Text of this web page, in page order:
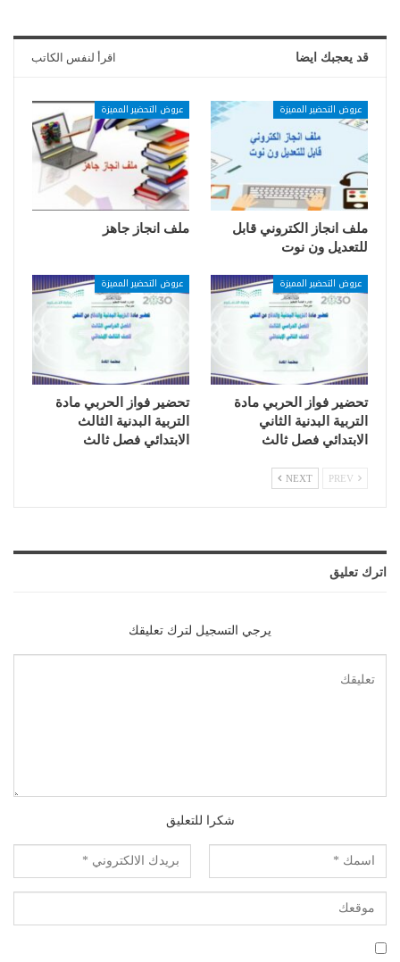
قد يعجبك ايضا اقرأ لنفس الكاتب
عروض التحضير المميزة
ملف انجاز الكتروني قابل
للتعديل ون نوت
عروض التحضير المميزة
ملف انجاز جاهز
عروض التحضير المميزة
تحضير فواز الحربي مادة
التربية البدنية الثاني
الابتدائي فصل ثالث
عروض التحضير المميزة
تحضير فواز الحربي مادة
التربية البدنية الثالث
الابتدائي فصل ثالث
NEXT
اترك تعليق
يرجي التسجيل لترك تعليقك
شكرا للتعليق